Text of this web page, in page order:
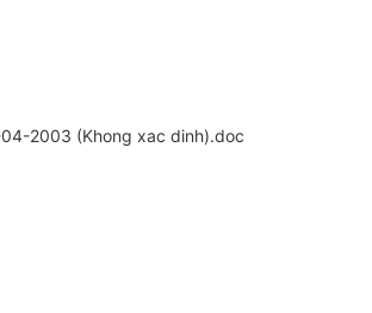
2003 (Khong xac dinh).doc